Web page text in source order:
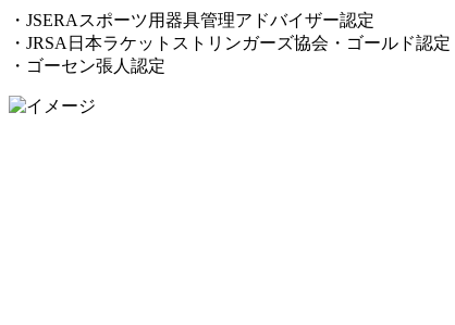
・JSERAスポーツ用器具管理アドバイザー認定
・JRSA日本ラケットストリンガーズ協会・ゴールド認定
・ゴーセン張人認定